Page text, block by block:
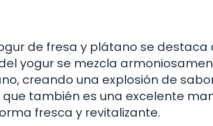
de fresa y plátano se destaca
yogur se mezcla
creando una explosión de
también es una excelente
fresca y revitalizante.